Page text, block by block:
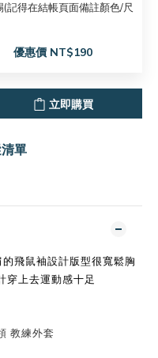
記得在結帳頁面備註顏色/尺
優惠價 NT$190
立即購買
單
飛鼠袖設計版型很寬鬆胸
穿上去運動感十足
教練外套